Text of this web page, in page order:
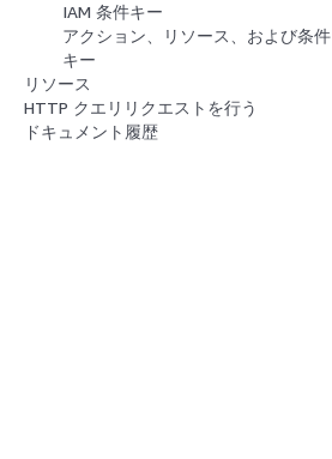
IAM 条件キー
アクション、リソース、および条件
キー
リソース
HTTP クエリリクエストを行う
ドキュメント履歴